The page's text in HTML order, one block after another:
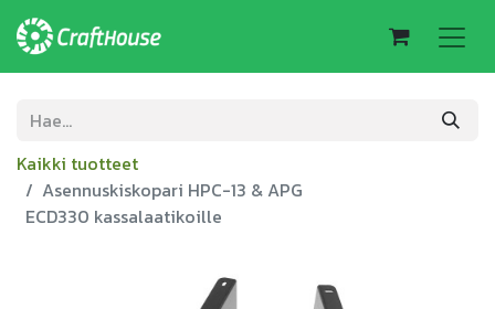
Kaikki tuotteet
Asennuskiskopari HPC-13 & APG
ECD330 kassalaatikoille